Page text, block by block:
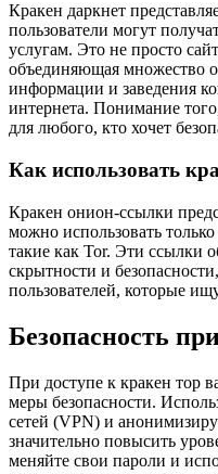
Кракен даркнет
пользователи могут
услугам. Это не просто
объединяющая множество
информации и заведения
интернета. Понимание
для любого, кто хочет
Как использовать
Кракен онион-ссылки
можно использовать
такие как Tor. Эти ссылки
скрытности и
пользователей, которые
Безопасность
При доступе к кракен тор
меры безопасности.
сетей (VPN) и
значительно повысить
меняйте свои пароли и